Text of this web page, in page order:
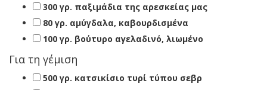
300 γρ. παξιμάδια της αρεσκείας μας
80 γρ. αμύγδαλα, καβουρδισμένα
100 γρ. βούτυρο αγελαδινό, λιωμένο
Για τη γέμιση
500 γρ. κατσικίσιο τυρί τύπου σεβρ